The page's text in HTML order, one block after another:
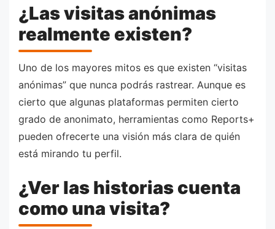
¿Las visitas anónimas
realmente existen?
Uno de los mayores mitos es que existen “visitas
anónimas” que nunca podrás rastrear. Aunque es
cierto que algunas plataformas permiten cierto
grado de anonimato, herramientas como Reports+
pueden ofrecerte una visión más clara de quién
está mirando tu perfil.
¿Ver las historias cuenta
como una visita?